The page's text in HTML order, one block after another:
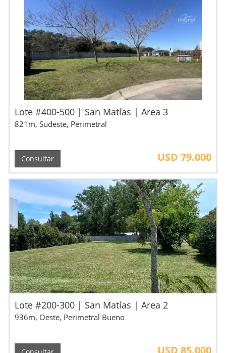
Lote #400-500 | San Matías | Area 3
821m, Sudeste, Perimetral
Consultar USD 79.000
Lote #200-300 | San Matías | Area 2
936m, Oeste, Perimetral Bueno